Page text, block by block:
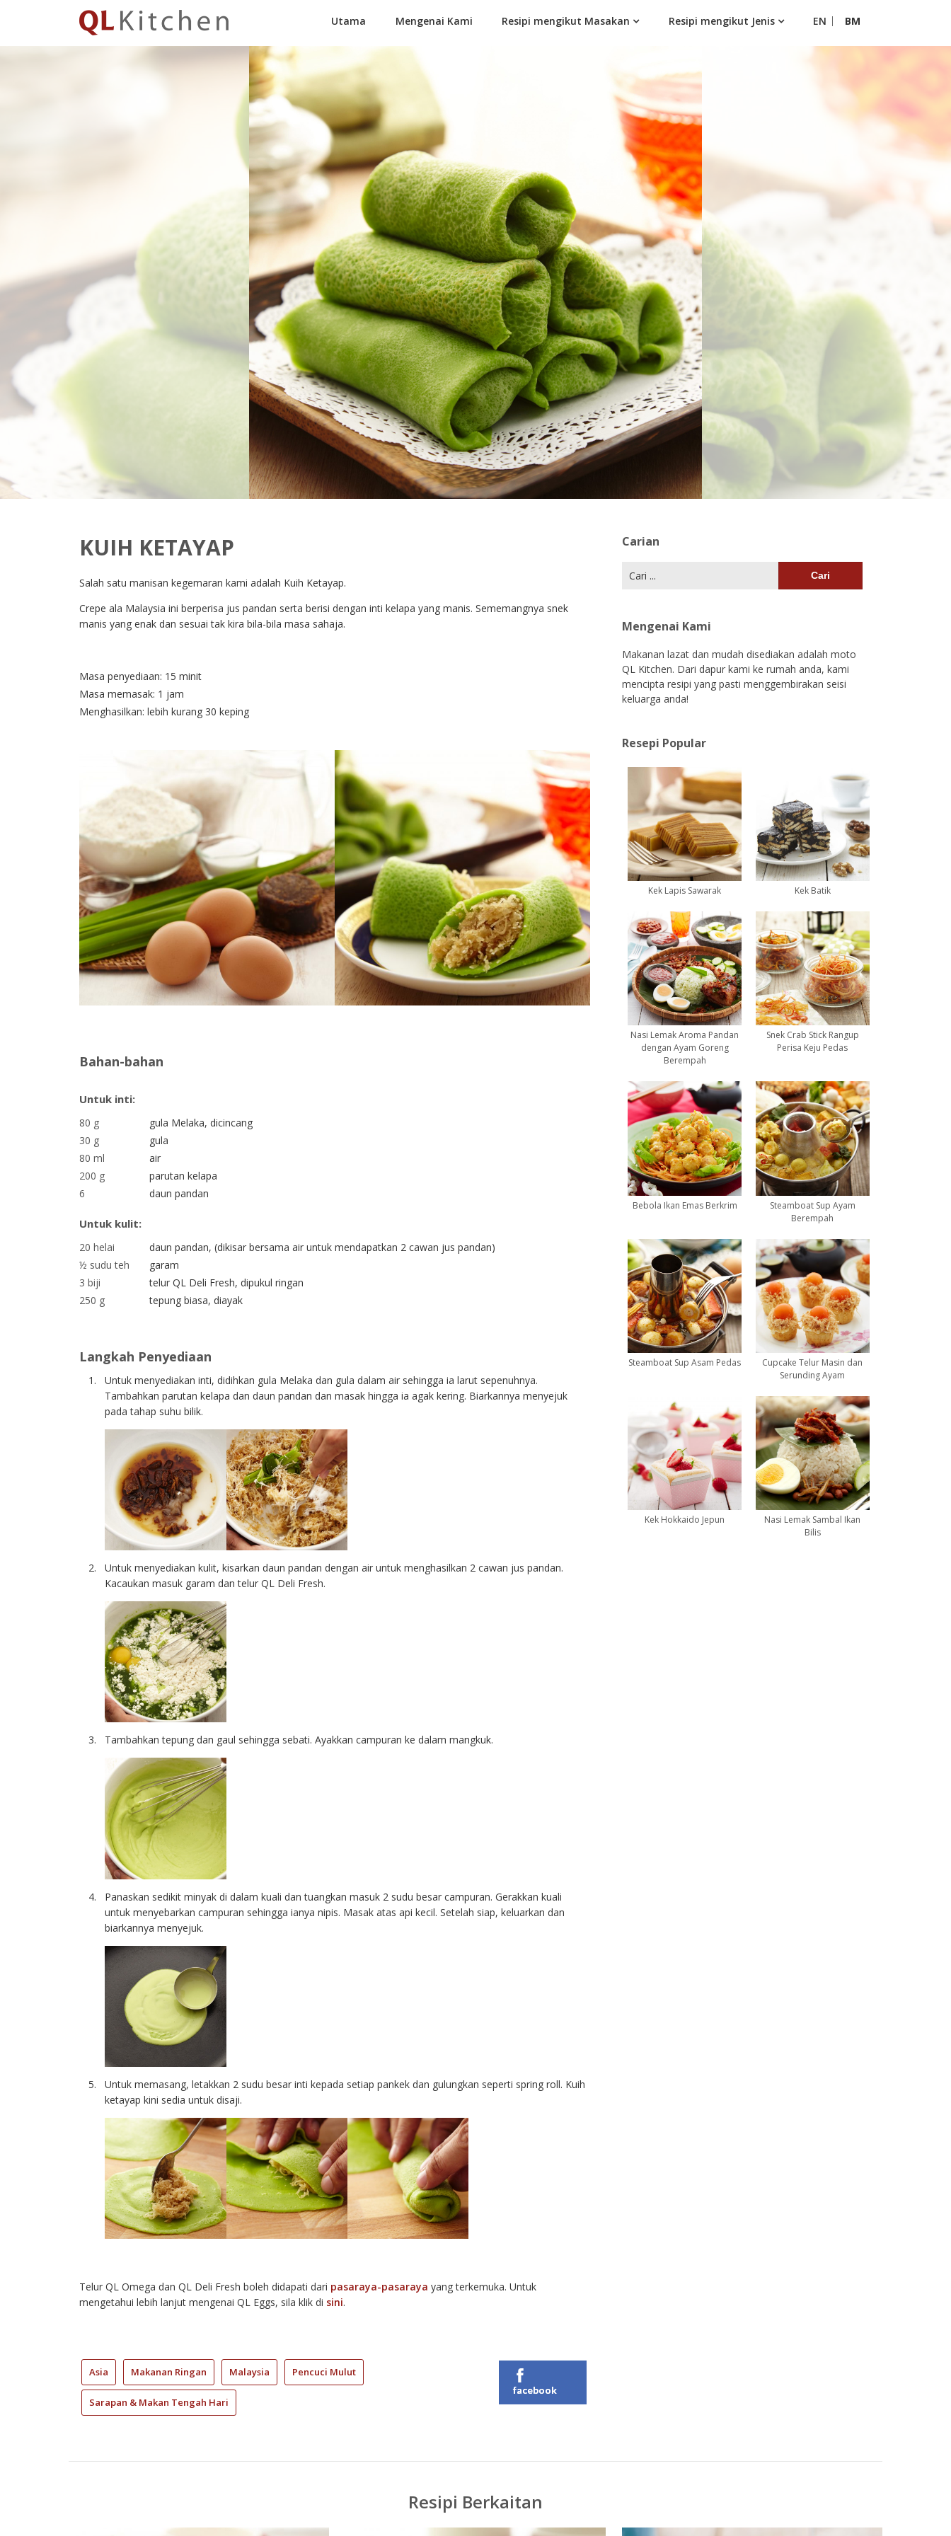
Kitchen
Utama Mengenai Kami Resipi mengikut Masakan Resipi mengikut Jenis EN BM
KUIH KETAYAP
Salah satu manisan kegemaran kami adalah Kuih Ketayap.
Crepe ala Malaysia ini berperisa jus pandan serta berisi dengan inti kelapa yang manis. Sememangnya snek
manis yang enak dan sesuai tak kira bila-bila masa sahaja.
Masa penyediaan: 15 minit
Masa memasak: 1 jam
Menghasilkan: lebih kurang 30 keping
Bahan-bahan
Untuk inti:
80 g
gula Melaka, dicincang
30 g
gula
80 ml
air
200 g
parutan kelapa
6
daun pandan
Untuk kulit:
20 helai
daun pandan, (dikisar bersama air untuk mendapatkan 2 cawan jus pandan)
½ sudu teh
garam
3 biji
telur QL Deli Fresh, dipukul ringan
250 g
tepung biasa, diayak
Langkah Penyediaan
Untuk menyediakan inti, didihkan gula Melaka dan gula dalam air sehingga ia larut sepenuhnya.
Tambahkan parutan kelapa dan daun pandan dan masak hingga ia agak kering. Biarkannya menyejuk
pada tahap suhu bilik.
Untuk menyediakan kulit, kisarkan daun pandan dengan air untuk menghasilkan 2 cawan jus pandan.
Kacaukan masuk garam dan telur QL Deli Fresh.
Tambahkan tepung dan gaul sehingga sebati. Ayakkan campuran ke dalam mangkuk.
Panaskan sedikit minyak di dalam kuali dan tuangkan masuk 2 sudu besar campuran. Gerakkan kuali
untuk menyebarkan campuran sehingga ianya nipis. Masak atas api kecil. Setelah siap, keluarkan dan
biarkannya menyejuk.
Untuk memasang, letakkan 2 sudu besar inti kepada setiap pankek dan gulungkan seperti spring roll. Kuih
ketayap kini sedia untuk disaji.
Telur QL Omega dan QL Deli Fresh boleh didapati dari pasaraya-pasaraya yang terkemuka. Untuk
mengetahui lebih lanjut mengenai QL Eggs, sila klik di sini.
Asia Makanan Ringan Malaysia Pencuci Mulut
Sarapan & Makan Tengah Hari
facebook
Carian
Mengenai Kami
Makanan lazat dan mudah disediakan adalah moto
QL Kitchen. Dari dapur kami ke rumah anda, kami
mencipta resipi yang pasti menggembirakan seisi
keluarga anda!
Resepi Popular
Kek Lapis Sawarak Kek Batik
Nasi Lemak Aroma Pandan
dengan Ayam Goreng
Berempah
Snek Crab Stick Rangup
Perisa Keju Pedas
Bebola Ikan Emas Berkrim
Steamboat Sup Ayam
Berempah
Steamboat Sup Asam Pedas
Cupcake Telur Masin dan
Serunding Ayam
Kek Hokkaido Jepun
Nasi Lemak Sambal Ikan
Bilis
Resipi Berkaitan